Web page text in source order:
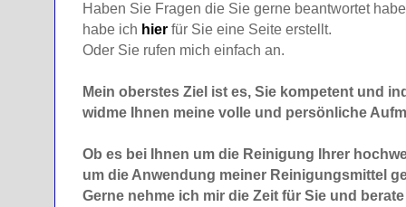
Haben Sie Fragen die Sie gerne beantwortet
habe ich hier für Sie eine Seite erstellt.
Oder Sie rufen mich einfach an.
Mein oberstes Ziel ist es, Sie kompetent und
widme Ihnen meine volle und persönliche
Ob es bei Ihnen um die Reinigung Ihrer
um die Anwendung meiner Reinigungsmittel
Gerne nehme ich mir die Zeit für Sie und